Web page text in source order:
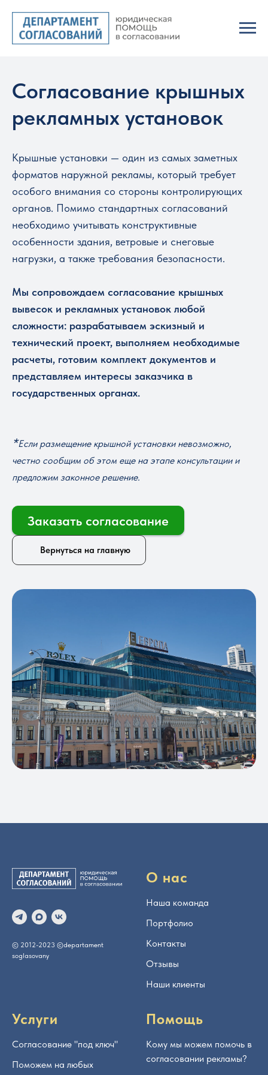
Согласование крышных
рекламных установок
Крышные установки — один из самых заметных
форматов наружной рекламы, который требует
особого внимания со стороны контролирующих
органов. Помимо стандартных согласований
необходимо учитывать конструктивные
особенности здания, ветровые и снеговые
нагрузки, а также требования безопасности.
Мы сопровождаем согласование крышных
вывесок и рекламных установок любой
сложности: разрабатываем эскизный и
технический проект, выполняем необходимые
расчеты, готовим комплект документов и
представляем интересы заказчика в
государственных органах.
*Если размещение крышной установки невозможно,
честно сообщим об этом еще на этапе консультации и
предложим законное решение.
Заказать согласование
Вернуться на главную
© 2012-2023 ©departament
soglasovany
О нас
Наша команда
Портфолио
Контакты
Отзывы
Наши клиенты
Услуги
Согласование "под ключ"
Поможем на любых
Помощь
Кому мы можем помочь в
согласовании рекламы?